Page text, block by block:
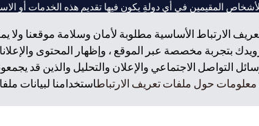
الارتباط الأساسية مطلوبة لأمان وسلامة موقعنا ولا
بتجربة مخصصة عبر الموقع ، وإظهار المحتوى
التواصل الاجتماعي والإعلان والتحليل والذين قد
معلومات حول ملفات تعريف الارتباطاستخدامنا لبيانات
المقيمين في أي دولةٍ يكون فيها تقديم هذه الخدمات أو
لفرع الوصل في دبي، 531989 لفرع مول الإمارات في دبي، و
من مصرف الإمارات العربية المتحدة المركزي كفرع لبنك